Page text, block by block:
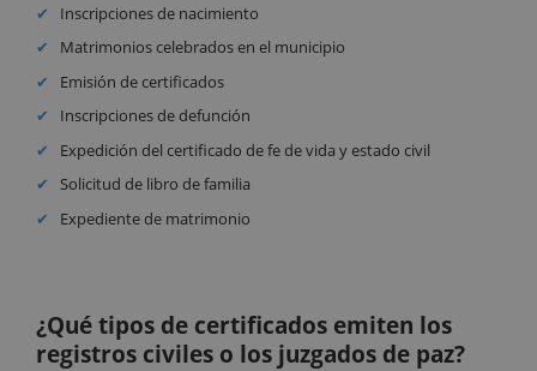
Inscripciones de nacimiento
Matrimonios celebrados en el municipio
Emisión de certificados
Inscripciones de defunción
Expedición del certificado de fe de vida y estado civil
Solicitud de libro de familia
Expediente de matrimonio
¿Qué tipos de certificados emiten los
registros civiles o los juzgados de paz?